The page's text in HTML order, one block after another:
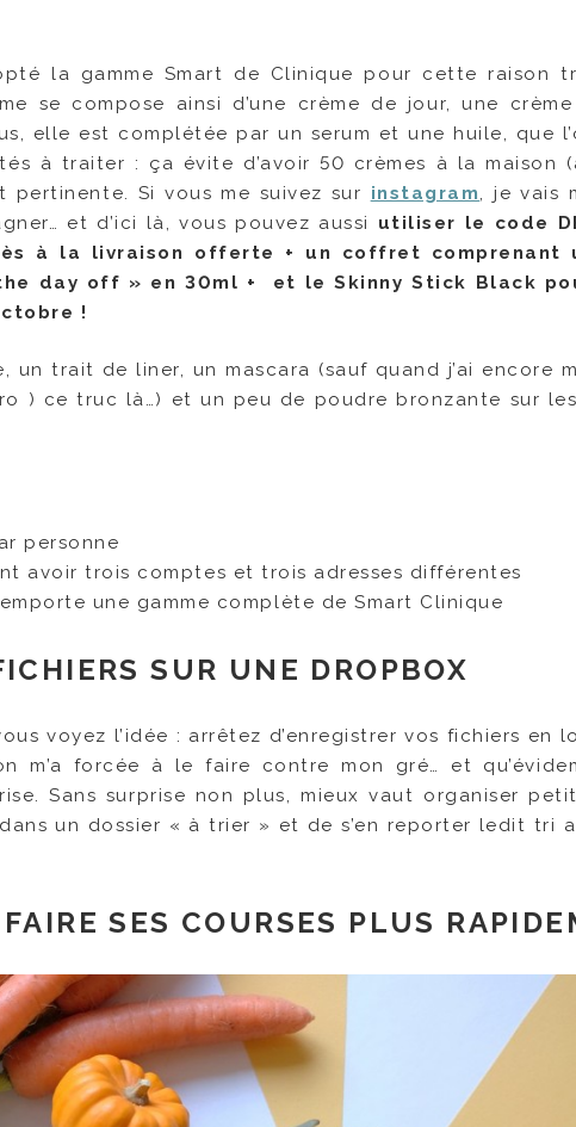
la gamme Smart de Clinique pour cette raison
se compose ainsi d’une crème de jour, une
elle est complétée par un serum et une huile, que
à traiter : ça évite d’avoir 50 crèmes à la maison
pertinente. Si vous me suivez sur instagram, je vais
et d’ici là, vous pouvez aussi utiliser le code
à la livraison offerte + un coffret comprenant
day off » en 30ml + et le Skinny Stick Black
!
un trait de liner, un mascara (sauf quand j’ai encore
) ce truc là…) et un peu de poudre bronzante sur
personne
avoir trois comptes et trois adresses différentes
une gamme complète de Smart Clinique
SUR UNE DROPBOX
voyez l’idée : arrêtez d’enregistrer vos fichiers en
m’a forcée à le faire contre mon gré… et
Sans surprise non plus, mieux vaut organiser
un dossier « à trier » et de s’en reporter ledit tri
SES COURSES PLUS